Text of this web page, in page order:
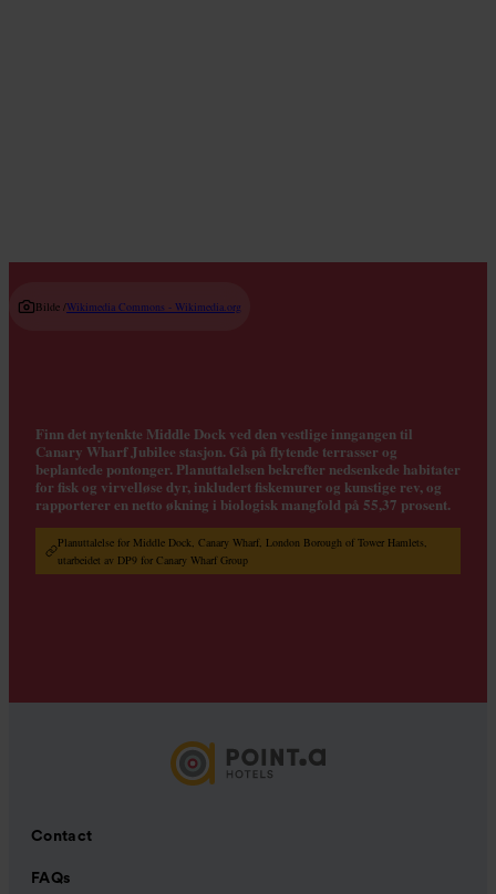
Bilde /Wikimedia Commons - Wikimedia.org
Finn det nytenkte Middle Dock ved den vestlige inngangen til
Canary Wharf Jubilee stasjon. Gå på flytende terrasser og
beplantede pontonger. Planuttalelsen bekrefter nedsenkede habitater
for fisk og virvelløse dyr, inkludert fiskemurer og kunstige rev, og
rapporterer en netto økning i biologisk mangfold på 55,37 prosent.
Planuttalelse for Middle Dock, Canary Wharf, London Borough of Tower Hamlets,
utarbeidet av DP9 for Canary Wharf Group
Contact
FAQs